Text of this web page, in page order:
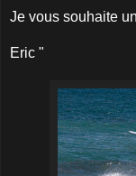
Je vous souhaite
Eric "